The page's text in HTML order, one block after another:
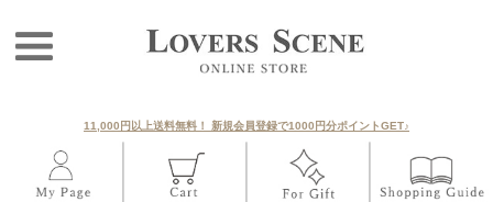
11,000円以上送料無料！ 新規会員登録で1000円分ポイントGET♪